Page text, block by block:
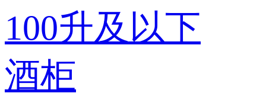
100升及以下
酒柜